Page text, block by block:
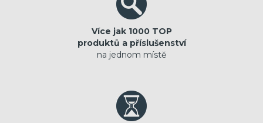
Více jak 1000 TOP
produktů a příslušenství
na jednom místě